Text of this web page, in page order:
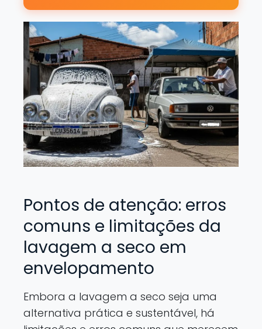
Pontos de atenção: erros
comuns e limitações da
lavagem a seco em
envelopamento
Embora a lavagem a seco seja uma
alternativa prática e sustentável, há